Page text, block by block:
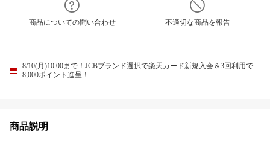
商品についての問い合わせ 不適切な商品を報告
8/10(月)10:00まで！JCBブランド選択で楽天カード新規入会＆3回利用で
8,000ポイント進呈！
商品説明